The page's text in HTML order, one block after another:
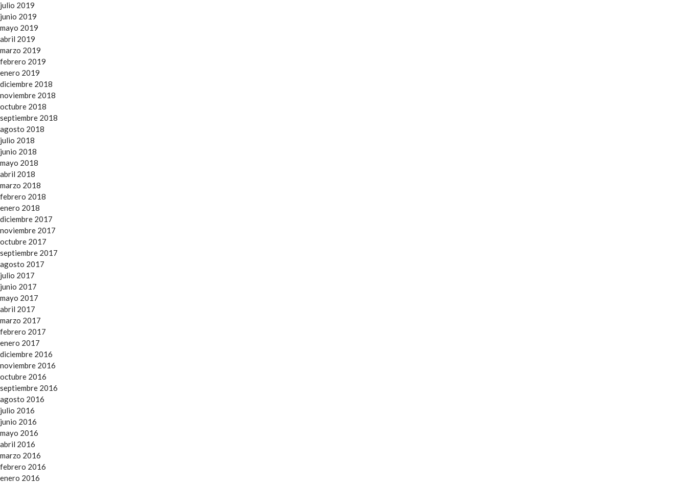
julio 2019
junio 2019
mayo 2019
abril 2019
marzo 2019
febrero 2019
enero 2019
diciembre 2018
noviembre 2018
octubre 2018
septiembre 2018
agosto 2018
julio 2018
junio 2018
mayo 2018
abril 2018
marzo 2018
febrero 2018
enero 2018
diciembre 2017
noviembre 2017
octubre 2017
septiembre 2017
agosto 2017
julio 2017
junio 2017
mayo 2017
abril 2017
marzo 2017
febrero 2017
enero 2017
diciembre 2016
noviembre 2016
octubre 2016
septiembre 2016
agosto 2016
julio 2016
junio 2016
mayo 2016
abril 2016
marzo 2016
febrero 2016
enero 2016